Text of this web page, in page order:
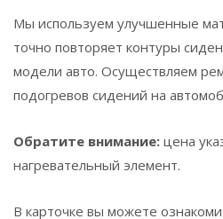
Мы используем улучшенные
точно повторяет контуры
модели авто. Осуществляем
подогревов сидений на
Обратите внимание: цена
нагревательный элемент.
В карточке вы можете